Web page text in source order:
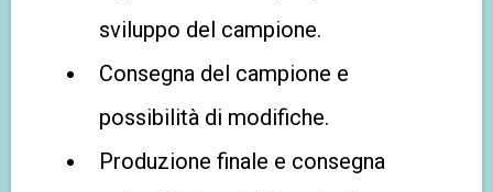
sviluppo del campione.
Consegna del campione e
possibilità di modifiche.
Produzione finale e consegna